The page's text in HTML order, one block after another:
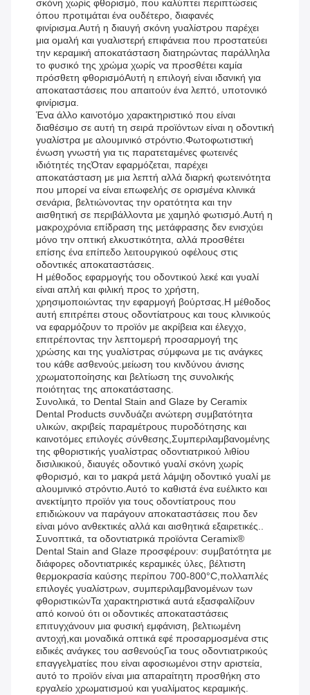
σκόνη χωρίς φθορισμό, που καλύπτει περιπτώσεις
όπου προτιμάται ένα ουδέτερο, διαφανές
φινίρισμα.Αυτή η διαυγή σκόνη γυαλίστρου παρέχει
μια ομαλή και γυαλιστερή επιφάνεια που προστατεύει
την κεραμική αποκατάσταση διατηρώντας παράλληλα
το φυσικό της χρώμα χωρίς να προσθέτει καμία
πρόσθετη φθορισμόΑυτή η επιλογή είναι ιδανική για
αποκαταστάσεις που απαιτούν ένα λεπτό, υποτονικό
φινίρισμα.
Ένα άλλο καινοτόμο χαρακτηριστικό που είναι
διαθέσιμο σε αυτή τη σειρά προϊόντων είναι η οδοντική
γυαλίστρα με αλουμινικό στρόντιο.Φωτοφωτιστική
ένωση γνωστή για τις παρατεταμένες φωτεινές
ιδιότητές τηςΌταν εφαρμόζεται, παρέχει
αποκατάσταση με μια λεπτή αλλά διαρκή φωτεινότητα
που μπορεί να είναι επωφελής σε ορισμένα κλινικά
σενάρια, βελτιώνοντας την ορατότητα και την
αισθητική σε περιβάλλοντα με χαμηλό φωτισμό.Αυτή η
μακροχρόνια επίδραση της μετάφρασης δεν ενισχύει
μόνο την οπτική ελκυστικότητα, αλλά προσθέτει
επίσης ένα επίπεδο λειτουργικού οφέλους στις
οδοντικές αποκαταστάσεις.
Η μέθοδος εφαρμογής του οδοντικού λεκέ και γυαλί
είναι απλή και φιλική προς το χρήστη,
χρησιμοποιώντας την εφαρμογή βούρτσας.Η μέθοδος
αυτή επιτρέπει στους οδοντίατρους και τους κλινικούς
να εφαρμόζουν το προϊόν με ακρίβεια και έλεγχο,
επιτρέποντας την λεπτομερή προσαρμογή της
χρώσης και της γυαλίστρας σύμφωνα με τις ανάγκες
του κάθε ασθενούς.μείωση του κινδύνου άνισης
χρωματοποίησης και βελτίωση της συνολικής
ποιότητας της αποκατάστασης.
Συνολικά, το Dental Stain and Glaze by Ceramix
Dental Products συνδυάζει ανώτερη συμβατότητα
υλικών, ακριβείς παραμέτρους πυροδότησης και
καινοτόμες επιλογές σύνθεσης,Συμπεριλαμβανομένης
της φθοριστικής γυαλίστρας οδοντιατρικού λιθίου
δισιλικικού, διαυγές οδοντικό γυαλί σκόνη χωρίς
φθορισμό, και το μακρά μετά λάμψη οδοντικό γυαλί με
αλουμινικό στρόντιο.Αυτό το καθιστά ένα ευέλικτο και
ανεκτίμητο προϊόν για τους οδοντίατρους που
επιδιώκουν να παράγουν αποκαταστάσεις που δεν
είναι μόνο ανθεκτικές αλλά και αισθητικά εξαιρετικές..
Συνοπτικά, τα οδοντιατρικά προϊόντα Ceramix®
Dental Stain and Glaze προσφέρουν: συμβατότητα με
διάφορες οδοντιατρικές κεραμικές ύλες, βέλτιστη
θερμοκρασία καύσης περίπου 700-800°C,πολλαπλές
επιλογές γυαλίστρων, συμπεριλαμβανομένων των
φθοριστικώνΤα χαρακτηριστικά αυτά εξασφαλίζουν
από κοινού ότι οι οδοντικές αποκαταστάσεις
επιτυγχάνουν μια φυσική εμφάνιση, βελτιωμένη
αντοχή,και μοναδικά οπτικά εφέ προσαρμοσμένα στις
ειδικές ανάγκες του ασθενούςΓια τους οδοντιατρικούς
επαγγελματίες που είναι αφοσιωμένοι στην αριστεία,
αυτό το προϊόν είναι μια απαραίτητη προσθήκη στο
εργαλείο χρωματισμού και γυαλίματος κεραμικής.